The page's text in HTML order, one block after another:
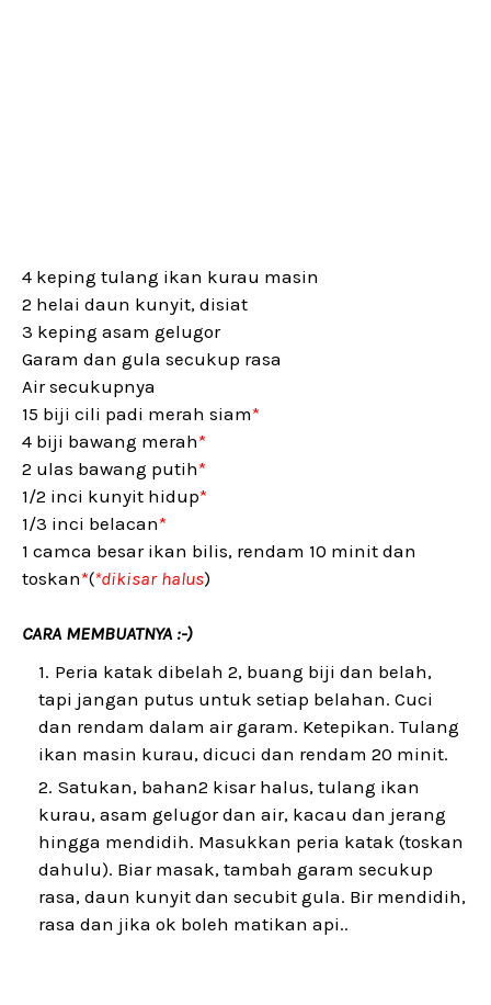
4 keping tulang ikan kurau masin
2 helai daun kunyit, disiat
3 keping asam gelugor
Garam dan gula secukup rasa
Air secukupnya
15 biji cili padi merah siam*
4 biji bawang merah*
2 ulas bawang putih*
1/2 inci kunyit hidup*
1/3 inci belacan*
1 camca besar ikan bilis, rendam 10 minit dan
toskan*(*dikisar halus)
CARA MEMBUATNYA :-)
Peria katak dibelah 2, buang biji dan belah,
tapi jangan putus untuk setiap belahan. Cuci
dan rendam dalam air garam. Ketepikan. Tulang
ikan masin kurau, dicuci dan rendam 20 minit.
Satukan, bahan2 kisar halus, tulang ikan
kurau, asam gelugor dan air, kacau dan jerang
hingga mendidih. Masukkan peria katak (toskan
dahulu). Biar masak, tambah garam secukup
rasa, daun kunyit dan secubit gula. Bir mendidih,
rasa dan jika ok boleh matikan api..